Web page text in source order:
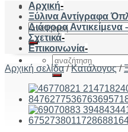
Αναζήτηση
για:
Αναζήτηση
για:
Αρχική-
Ξύλινα Αντίγραφα
Διάφορα Αντικείμενα
Σχετικά-
Επικοινωνία-
Αρχική σελίδα / Κατάλογος /